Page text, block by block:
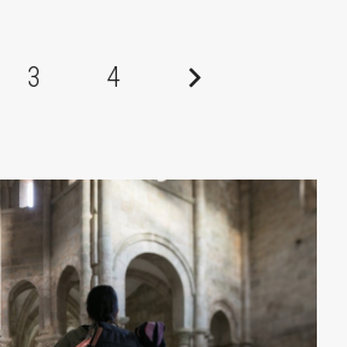
3 4